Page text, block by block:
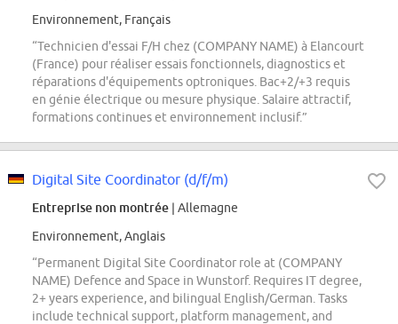
Environnement, Français
“Technicien d'essai F/H chez (COMPANY NAME) à Elancourt
(France) pour réaliser essais fonctionnels, diagnostics et
réparations d'équipements optroniques. Bac+2/+3 requis
en génie électrique ou mesure physique. Salaire attractif,
formations continues et environnement inclusif.”
Digital Site Coordinator (d/f/m)
Entreprise non montrée | Allemagne
Environnement, Anglais
“Permanent Digital Site Coordinator role at (COMPANY
NAME) Defence and Space in Wunstorf. Requires IT degree,
2+ years experience, and bilingual English/German. Tasks
include technical support, platform management, and